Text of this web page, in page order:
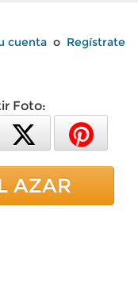
cuenta o Regístrate
Foto:
AZAR